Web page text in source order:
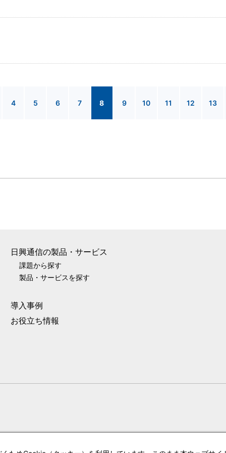
4 5 6 7 8 9 10 11 12 13
日興通信の製品・サービス
課題から探す
製品・サービスを探す
導入事例
お役立ち情報